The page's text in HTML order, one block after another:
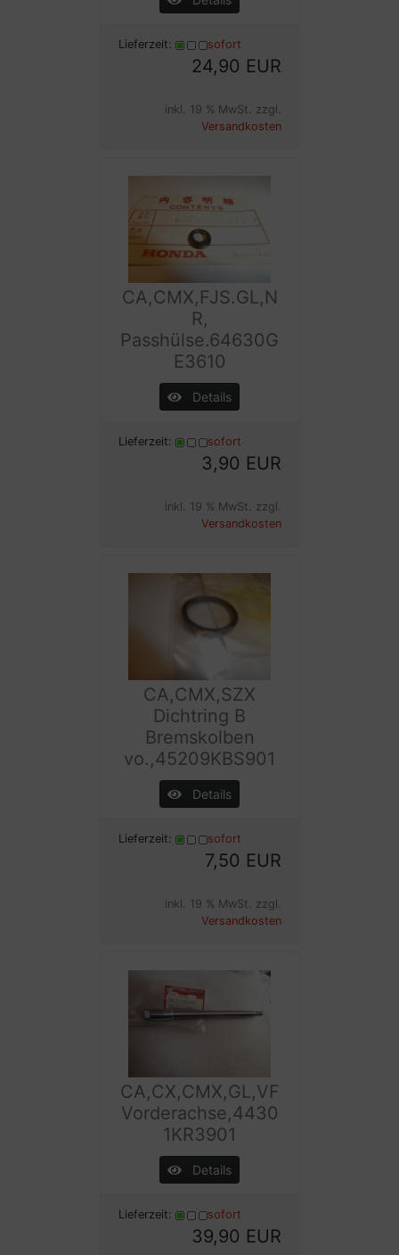
Lieferzeit: sofort
24,90 EUR
inkl. 19 % MwSt. zzgl.
Versandkosten
CA,CMX,FJS.GL,N
R,
Passhülse.64630G
E3610
Details
Lieferzeit: sofort
3,90 EUR
inkl. 19 % MwSt. zzgl.
Versandkosten
CA,CMX,SZX
Dichtring B
Bremskolben
vo.,45209KBS901
Details
Lieferzeit: sofort
7,50 EUR
inkl. 19 % MwSt. zzgl.
Versandkosten
CA,CX,CMX,GL,VF
Vorderachse,4430
1KR3901
Details
Lieferzeit: sofort
39,90 EUR